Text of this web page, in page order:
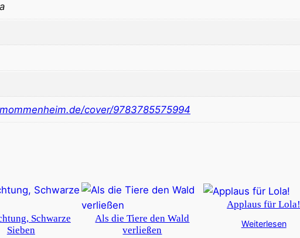
cover/9783785575994
Schwarze
Sieben
Als die Tiere den Wald
verließen
Applaus für Lola!
Weiterlesen